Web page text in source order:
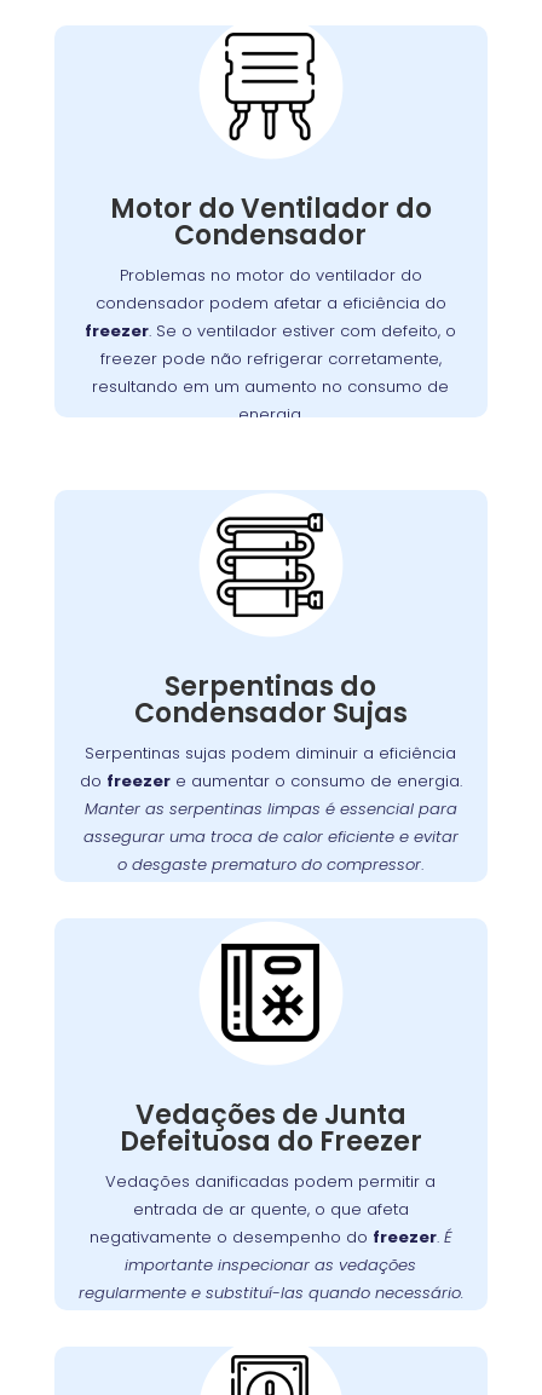
Motor do Ventilador do
Condensador
Problemas no motor do ventilador do
condensador podem afetar a eficiência do
freezer. Se o ventilador estiver com defeito, o
freezer pode não refrigerar corretamente,
resultando em um aumento no consumo de
energia.
Problemas com o
Motor do Ventilador do
Condensador:
O motor do ventilador do condensador
do calor gerado pelo
freezer
.
Se o ventilador
não operar corretamente, o freezer pode ter
no Tatuquara realiza
motores defeituosos, assegurando que seu
Serpentinas do
Condensador Sujas
Serpentinas sujas podem diminuir a eficiência
do freezere aumentar o consumo de energia.
Manter as serpentinas limpas é essencial para
assegurar uma troca de calor eficiente e evitar
o desgaste prematuro do compressor.
Limpeza das
Serpentinas do
Condensador no
Tatuquara
podem acumular sujeira e poeira, o que pode
comprometer a eficiência do
freezer
.
Manter
essas serpentinas limpas é fundamental para
assegurar uma troca de calor eficaz e prevenir
o desgaste prematuro do compressor
. A
Wandertec
oferece serviços especializados
de limpeza e manutenção preventiva para
garantir que seu
freezer
funcione sempre em
Vedações de Junta
Defeituosa do Freezer
Vedações danificadas podem permitir a
entrada de ar quente, o que afeta
negativamente o desempenho do freezer. É
importante inspecionar as vedações
regularmente e substituí-las quando necessário.
Cuidados Essenciais
com as Vedações do
Freezer no Tatuquara
Vedações de junta com defeito são uma
questão comum que pode permitir a entrada
trabalhar mais para manter a temperatura
interna.
É fundamental verificar as vedações
para garantir uma vedação adequada
Wandertec
no Tatuquara oferece serviços de
inspeção e substituição de vedações,
garantindo a eficiência energética do seu
freezer
.
Problemas com a